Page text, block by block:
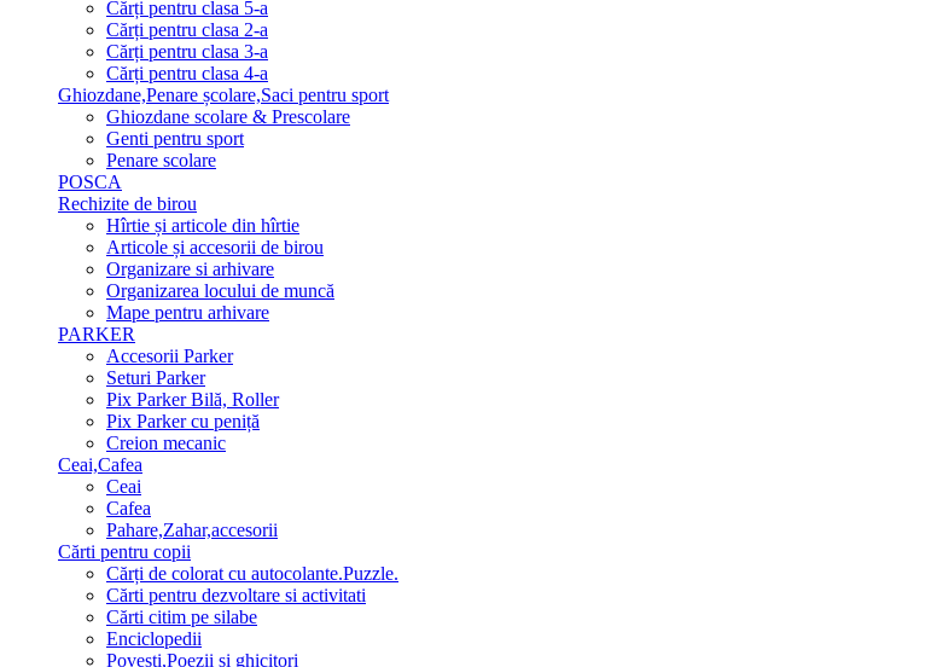
Cărți pentru clasa 5-a
Cărți pentru clasa 2-a
Cărți pentru clasa 3-a
Cărți pentru clasa 4-a
Ghiozdane,Penare școlare,Saci pentru sport
Ghiozdane scolare & Prescolare
Genti pentru sport
Penare scolare
POSCA
Rechizite de birou
Hîrtie și articole din hîrtie
Articole și accesorii de birou
Organizare si arhivare
Organizarea locului de muncă
Mape pentru arhivare
PARKER
Accesorii Parker
Seturi Parker
Pix Parker Bilă, Roller
Pix Parker cu peniță
Creion mecanic
Ceai,Cafea
Ceai
Cafea
Pahare,Zahar,accesorii
Cărti pentru copii
Cărți de colorat cu autocolante.Puzzle.
Сărti pentru dezvoltare si activitati
Cărti citim pe silabe
Enciclopedii
Povesti,Poezii si ghicitori